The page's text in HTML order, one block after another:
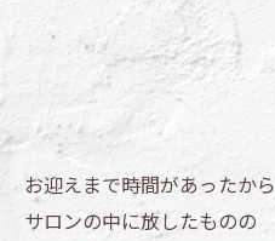
お迎えまで時間があったから
サロンの中に放したものの